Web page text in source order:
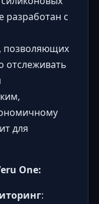
разработан с
позволяющих
отслеживать
для
One:
: